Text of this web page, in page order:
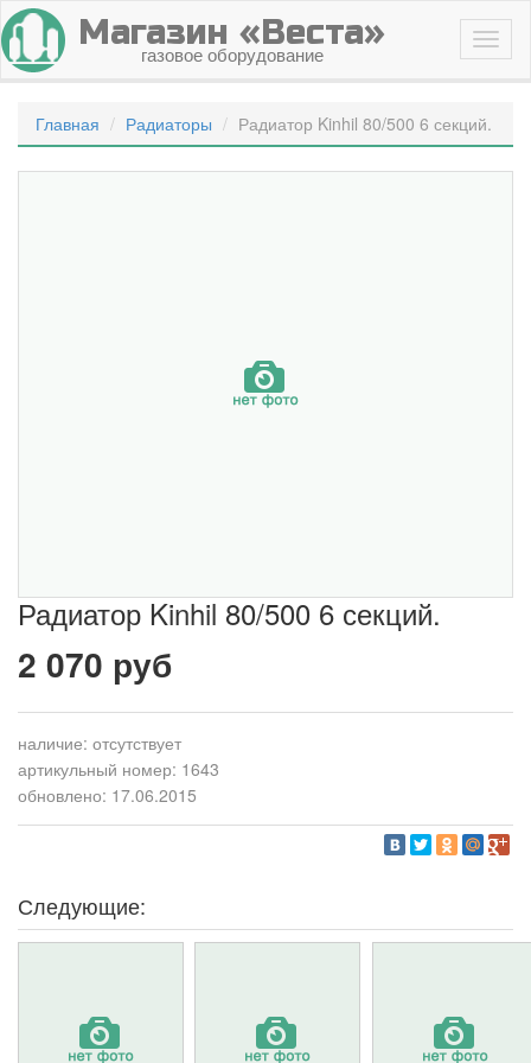
Магазин «Веста»
газовое оборудование
Главная Радиаторы Радиатор Kinhil 80/500 6 секций.
Радиатор Kinhil 80/500 6 секций.
2 070 руб
наличие: отсутствует
артикульный номер: 1643
обновлено: 17.06.2015
Следующие: